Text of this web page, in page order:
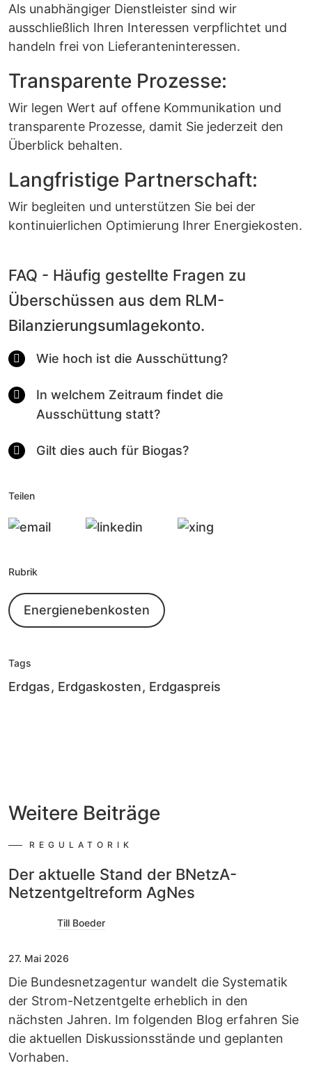
Als unabhängiger Dienstleister sind wir
ausschließlich Ihren Interessen verpflichtet und
handeln frei von Lieferanteninteressen.
Transparente Prozesse:
Wir legen Wert auf offene Kommunikation und
transparente Prozesse, damit Sie jederzeit den
Überblick behalten.
Langfristige Partnerschaft:
Wir begleiten und unterstützen Sie bei der
kontinuierlichen Optimierung Ihrer Energiekosten.
FAQ - Häufig gestellte Fragen zu
Überschüssen aus dem RLM-
Bilanzierungsumlagekonto.
Wie hoch ist die Ausschüttung?
In welchem Zeitraum findet die
Ausschüttung statt?
Gilt dies auch für Biogas?
Teilen
Rubrik
Energienebenkosten
Tags
Erdgas Erdgaskosten Erdgaspreis
Weitere Beiträge
REGULATORIK
Der aktuelle Stand der BNetzA-
Netzentgeltreform AgNes
Till Boeder
27. Mai 2026
Die Bundesnetzagentur wandelt die Systematik
der Strom-Netzentgelte erheblich in den
nächsten Jahren. Im folgenden Blog erfahren Sie
die aktuellen Diskussionsstände und geplanten
Vorhaben.